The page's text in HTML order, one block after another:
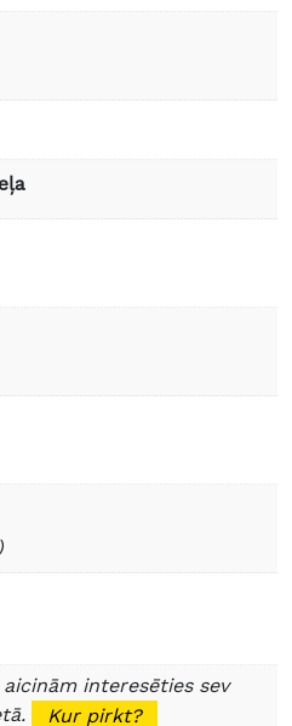
interesēties sev
Kur pirkt?